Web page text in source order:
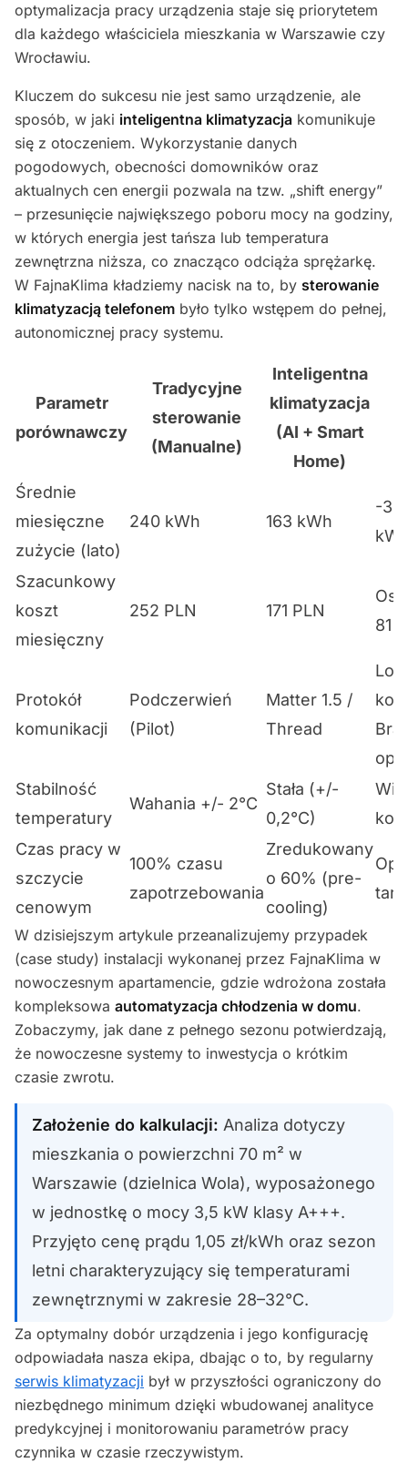
optymalizacja pracy urządzenia staje się priorytetem
dla każdego właściciela mieszkania w Warszawie czy
Wrocławiu.
Kluczem do sukcesu nie jest samo urządzenie, ale
sposób, w jaki inteligentna klimatyzacja komunikuje
się z otoczeniem. Wykorzystanie danych
pogodowych, obecności domowników oraz
aktualnych cen energii pozwala na tzw. „shift energy”
– przesunięcie największego poboru mocy na godziny,
w których energia jest tańsza lub temperatura
zewnętrzna niższa, co znacząco odciąża sprężarkę.
W FajnaKlima kładziemy nacisk na to, by sterowanie
klimatyzacją telefonem było tylko wstępem do pełnej,
autonomicznej pracy systemu.
Parametr
porównawczy
Tradycyjne
sterowanie
(Manualne)
Inteligentna
klimatyzacja
(AI + Smart
Home)
Średnie
miesięczne
zużycie (lato)
240 kWh 163 kWh
-
Szacunkowy
koszt
miesięczny
252 PLN 171 PLN
81
Protokół
komunikacji
Podczerwień
(Pilot)
Matter 1.5 /
Thread
Stabilność
temperatury
Wahania +/- 2°C
Stała (+/-
0,2°C)
Czas pracy w
szczycie
cenowym
100% czasu
zapotrzebowania
Zredukowany
o 60% (pre-
cooling)
W dzisiejszym artykule przeanalizujemy przypadek
(case study) instalacji wykonanej przez FajnaKlima w
nowoczesnym apartamencie, gdzie wdrożona została
kompleksowa automatyzacja chłodzenia w domu.
Zobaczymy, jak dane z pełnego sezonu potwierdzają,
że nowoczesne systemy to inwestycja o krótkim
czasie zwrotu.
Założenie do kalkulacji: Analiza dotyczy
mieszkania o powierzchni 70 m² w
Warszawie (dzielnica Wola), wyposażonego
w jednostkę o mocy 3,5 kW klasy A+++.
Przyjęto cenę prądu 1,05 zł/kWh oraz sezon
letni charakteryzujący się temperaturami
zewnętrznymi w zakresie 28–32°C.
Za optymalny dobór urządzenia i jego konfigurację
odpowiadała nasza ekipa, dbając o to, by regularny
serwis klimatyzacji był w przyszłości ograniczony do
niezbędnego minimum dzięki wbudowanej analityce
predykcyjnej i monitorowaniu parametrów pracy
czynnika w czasie rzeczywistym.